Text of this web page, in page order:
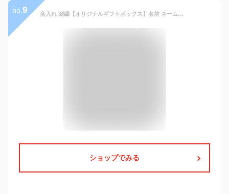
no. 9 名入れ 刺繍【オリジナルギフトボックス】名前 ネーム刺繍 カシミヤ 100％ マフラー メンズ カシミヤマフラー カシミアマフラー メンズマフラー プレゼント ト クリスマス(cs0099mr)
ショップでみる